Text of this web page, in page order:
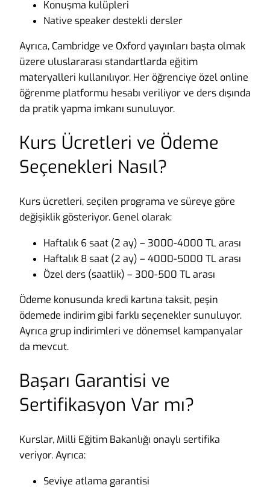
Konuşma kulüpleri
Native speaker destekli dersler
Ayrıca, Cambridge ve Oxford yayınları başta olmak
üzere uluslararası standartlarda eğitim
materyalleri kullanılıyor. Her öğrenciye özel online
öğrenme platformu hesabı veriliyor ve ders dışında
da pratik yapma imkanı sunuluyor.
Kurs Ücretleri ve Ödeme
Seçenekleri Nasıl?
Kurs ücretleri, seçilen programa ve süreye göre
değişiklik gösteriyor. Genel olarak:
Haftalık 6 saat (2 ay) – 3000-4000 TL arası
Haftalık 8 saat (2 ay) – 4000-5000 TL arası
Özel ders (saatlik) – 300-500 TL arası
Ödeme konusunda kredi kartına taksit, peşin
ödemede indirim gibi farklı seçenekler sunuluyor.
Ayrıca grup indirimleri ve dönemsel kampanyalar
da mevcut.
Başarı Garantisi ve
Sertifikasyon Var mı?
Kurslar, Milli Eğitim Bakanlığı onaylı sertifika
veriyor. Ayrıca:
Seviye atlama garantisi